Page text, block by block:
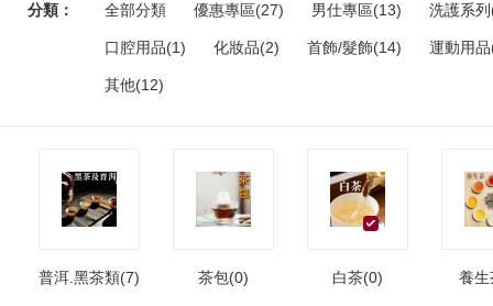
分類： 全部分類 優惠專區(27) 男仕專區(13) 洗護系
口腔用品(1) 化妝品(2) 首飾/髮飾(14) 運動用
其他(12)
普洱.黑茶類(7) 茶包(0) 白茶(0) 養